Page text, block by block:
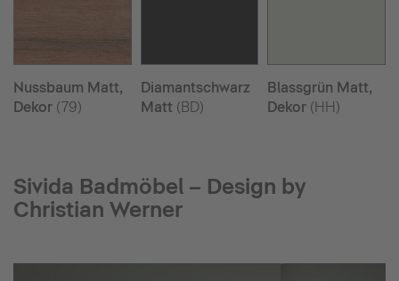
Nussbaum Matt,
Dekor (79)
Diamantschwarz
Matt (BD)
Blassgrün Matt,
Dekor (HH)
Sivida Badmöbel – Design by
Christian Werner